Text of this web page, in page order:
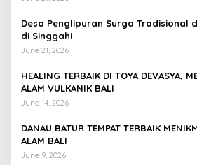
Desa Penglipuran Surga Tradisional
di Singgahi
June 21, 2026
HEALING TERBAIK DI TOYA DEVASYA,
ALAM VULKANIK BALI
June 14, 2026
DANAU BATUR TEMPAT TERBAIK
ALAM BALI
June 9, 2026